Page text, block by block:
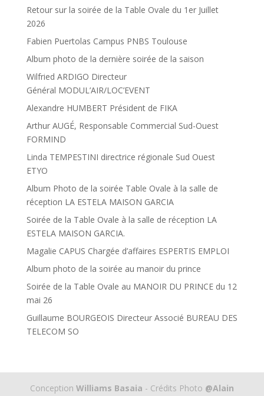
Retour sur la soirée de la Table Ovale du 1er Juillet
2026
Fabien Puertolas Campus PNBS Toulouse
Album photo de la dernière soirée de la saison
Wilfried ARDIGO Directeur
Général MODUL’AIR/LOC’EVENT
Alexandre HUMBERT Président de FIKA
Arthur AUGÉ, Responsable Commercial Sud-Ouest
FORMIND
Linda TEMPESTINI directrice régionale Sud Ouest
ETYO
Album Photo de la soirée Table Ovale à la salle de
réception LA ESTELA MAISON GARCIA
Soirée de la Table Ovale à la salle de réception LA
ESTELA MAISON GARCIA.
Magalie CAPUS Chargée d’affaires ESPERTIS EMPLOI
Album photo de la soirée au manoir du prince
Soirée de la Table Ovale au MANOIR DU PRINCE du 12
mai 26
Guillaume BOURGEOIS Directeur Associé BUREAU DES
TELECOM SO
Conception Williams Basaia - Crédits Photo @Alain